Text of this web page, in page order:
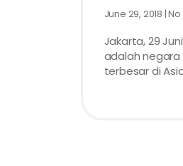
June 29, 2018
Jakarta, 29
adalah
terbesar di